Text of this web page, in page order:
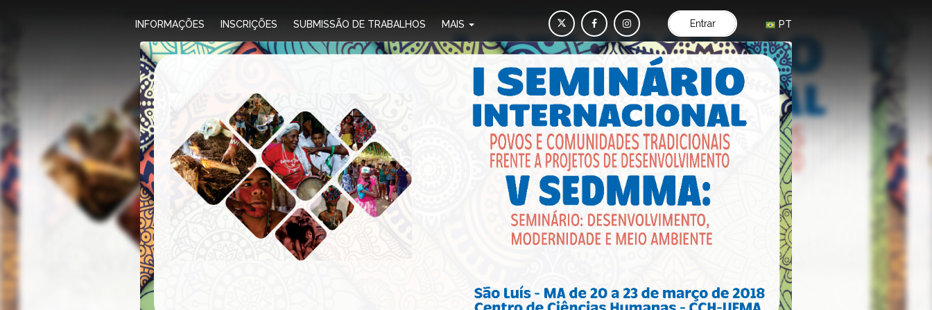
INFORMAÇÕES INSCRIÇÕES SUBMISSÃO DE TRABALHOS MAIS PT
Entrar